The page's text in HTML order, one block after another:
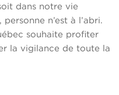
dans notre vie
n’est à l’abri.
souhaite profiter
la vigilance de toute la